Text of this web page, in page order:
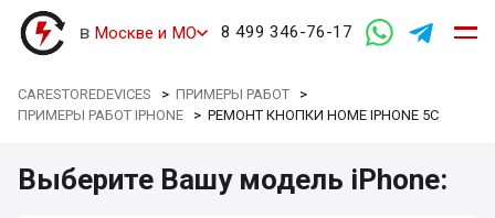
в Москве и МО 8 499 346-76-17
CARESTOREDEVICES >ПРИМЕРЫ РАБОТ >
ПРИМЕРЫ РАБОТ IPHONE >РЕМОНТ КНОПКИ HOME IPHONE 5C
Выберите Вашу модель iPhone: